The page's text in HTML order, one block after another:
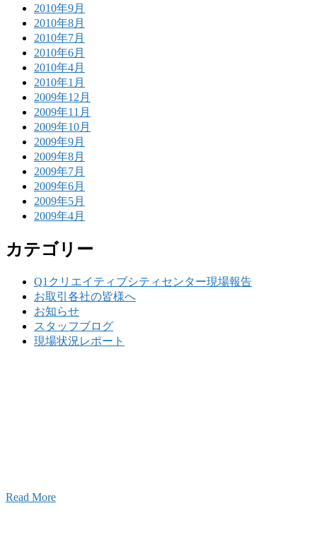
2010年9月
2010年8月
2010年7月
2010年6月
2010年4月
2010年1月
2009年12月
2009年11月
2009年10月
2009年9月
2009年8月
2009年7月
2009年6月
2009年5月
2009年4月
カテゴリー
Q1クリエイティブシティセンター現場報告
お取引各社の皆様へ
お知らせ
スタッフブログ
現場状況レポート
Read More